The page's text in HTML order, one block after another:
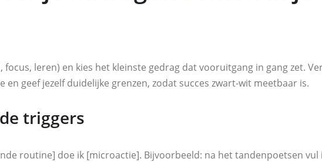
leren) en kies het kleinste gedrag dat vooruitgang in gang zet.
geef jezelf duidelijke grenzen, zodat succes zwart-wit meetbaar is.
triggers
routine] doe ik [microactie]. Bijvoorbeeld: na het tandenpoetsen vul